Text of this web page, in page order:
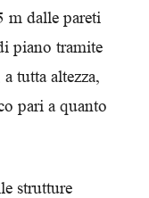
m dalle pareti
piano tramite
tutta altezza,
pari a quanto
strutture